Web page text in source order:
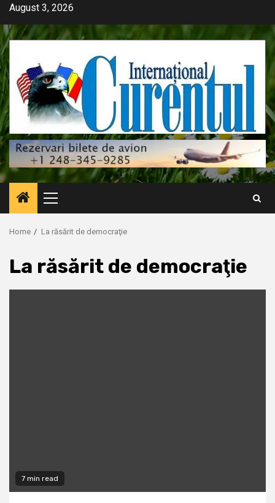
Skip
content
August 3, 2026
Primary
Menu
Home La răsărit de democraţie
La răsărit de democraţie
7 min read